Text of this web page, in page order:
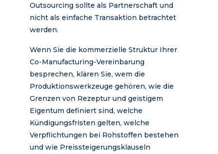
Outsourcing sollte als Partnerschaft und
nicht als einfache Transaktion betrachtet
werden.
Wenn Sie die kommerzielle Struktur Ihrer
Co-Manufacturing-Vereinbarung
besprechen, klären Sie, wem die
Produktionswerkzeuge gehören, wie die
Grenzen von Rezeptur und geistigem
Eigentum definiert sind, welche
Kündigungsfristen gelten, welche
Verpflichtungen bei Rohstoffen bestehen
und wie Preissteigerungsklauseln